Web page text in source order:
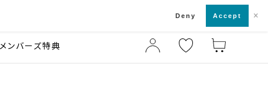
メンバーズ特典
Deny Accept ×